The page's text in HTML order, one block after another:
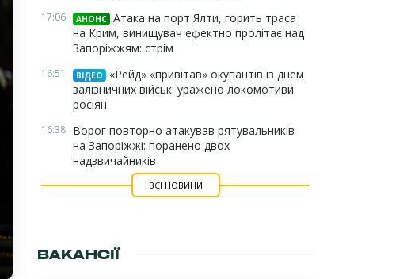
17:06 АНОНС Атака на порт Ялти, горить траса
на Крим, винищувач ефектно пролітає над
Запоріжжям: стрім
16:51 ВІДЕО
«Рейд» «привітав» окупантів із днем
залізничних військ: уражено локомотиви
росіян
16:38 Ворог повторно атакував рятувальників
на Запоріжжі: поранено двох
надзвичайників
ВСІ НОВИНИ
ВАКАНСІЇ